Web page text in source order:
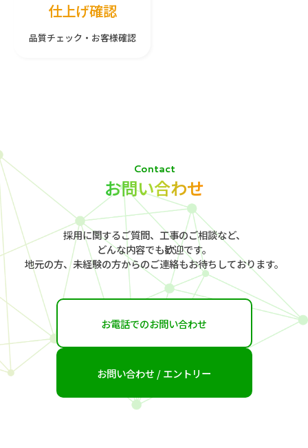
仕上げ確認
品質チェック・ お客様確認
Contact
お問い合わせ
採用に関するご質問、工事のご相談など、
どんな内容でも歓迎です。
地元の方、未経験の方からのご連絡もお待ちしております。
お電話でのお問い合わせ
お問い合わせ / エントリー